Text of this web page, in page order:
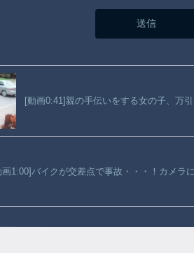
[動画0:41]親の手伝いをする女の子、万
画1:00]バイクが交差点で事故・・・！カメラ